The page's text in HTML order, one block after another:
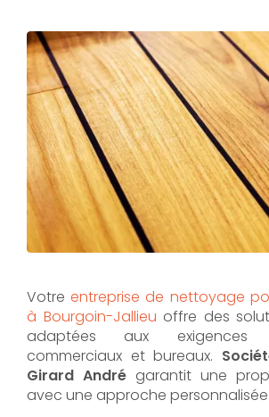
Votreentreprise de nettoyage
à Bourgoin-Jallieu offre des
adaptées aux exigences
commerciaux et bureaux.
Girard André garantit une
avec une approche personnalisée.